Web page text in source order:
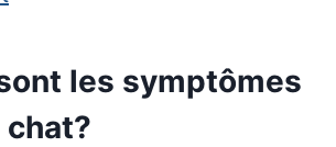
les symptômes
chat?